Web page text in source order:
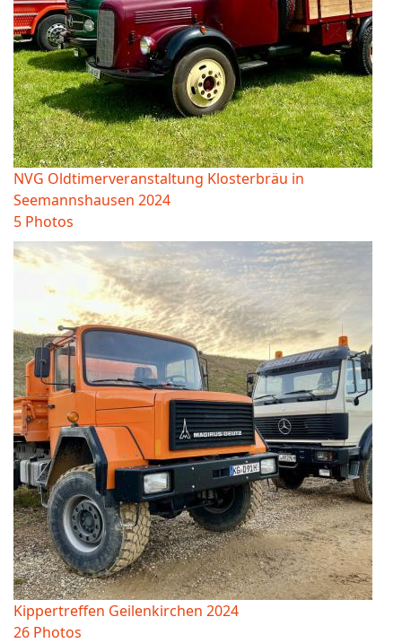
NVG Oldtimerveranstaltung Klosterbräu in
Seemannshausen 2024
5 Photos
Kippertreffen Geilenkirchen 2024
26 Photos